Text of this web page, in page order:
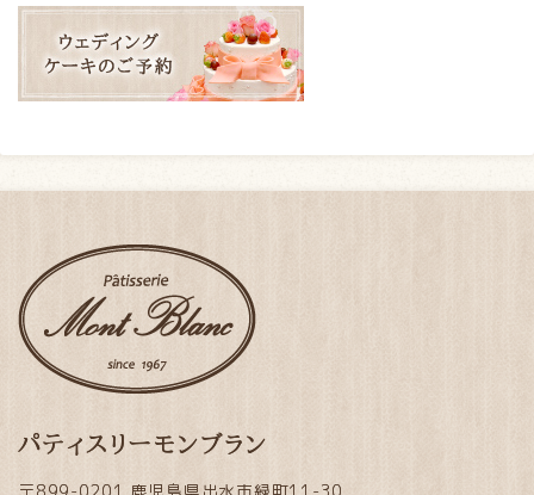
パティスリーモンブラン
〒899-0201 鹿児島県出水市緑町11-30